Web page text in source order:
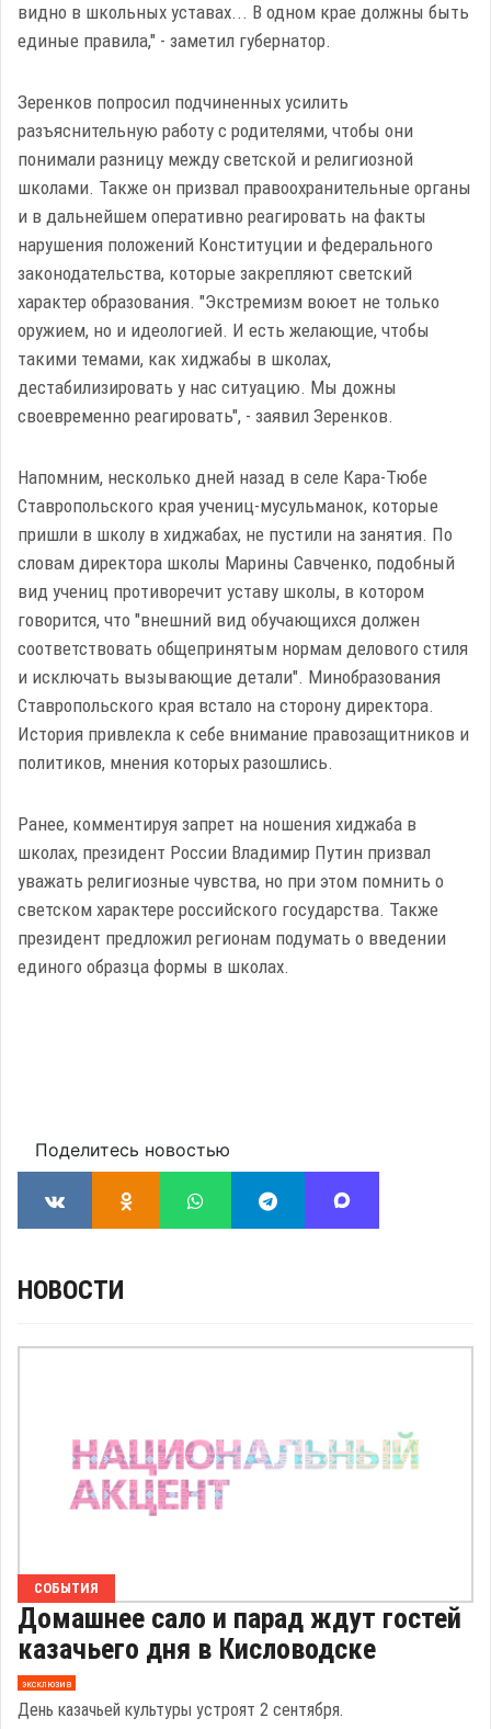
видно в школьных уставах... В одном крае должны быть
единые правила," - заметил губернатор.
Зеренков попросил подчиненных усилить
разъяснительную работу с родителями, чтобы они
понимали разницу между светской и религиозной
школами. Также он призвал правоохранительные органы
и в дальнейшем оперативно реагировать на факты
нарушения положений Конституции и федерального
законодательства, которые закрепляют светский
характер образования. "Экстремизм воюет не только
оружием, но и идеологией. И есть желающие, чтобы
такими темами, как хиджабы в школах,
дестабилизировать у нас ситуацию. Мы дожны
своевременно реагировать", - заявил Зеренков.
Напомним, несколько дней назад в селе Кара-Тюбе
Ставропольского края учениц-мусульманок, которые
пришли в школу в хиджабах, не пустили на занятия. По
словам директора школы Марины Савченко, подобный
вид учениц противоречит уставу школы, в котором
говорится, что "внешний вид обучающихся должен
соответствовать общепринятым нормам делового стиля
и исключать вызывающие детали". Минобразования
Ставропольского края встало на сторону директора.
История привлекла к себе внимание правозащитников и
политиков, мнения которых разошлись.
Ранее, комментируя запрет на ношения хиджаба в
школах, президент России Владимир Путин призвал
уважать религиозные чувства, но при этом помнить о
светском характере российского государства. Также
президент предложил регионам подумать о введении
единого образца формы в школах.
Поделитесь новостью
НОВОСТИ
СОБЫТИЯ
Домашнее сало и парад ждут гостей
казачьего дня в Кисловодске
эксклюзив
День казачьей культуры устроят 2 сентября.